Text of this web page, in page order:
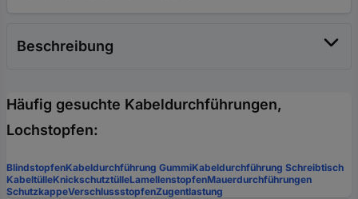
Beschreibung
Häufig gesuchte Kabeldurchführungen,
Lochstopfen:
BlindstopfenKabeldurchführung GummiKabeldurchführung Schreibtisch
KabeltülleKnickschutztülleLamellenstopfenMauerdurchführungen
SchutzkappeVerschlussstopfenZugentlastung